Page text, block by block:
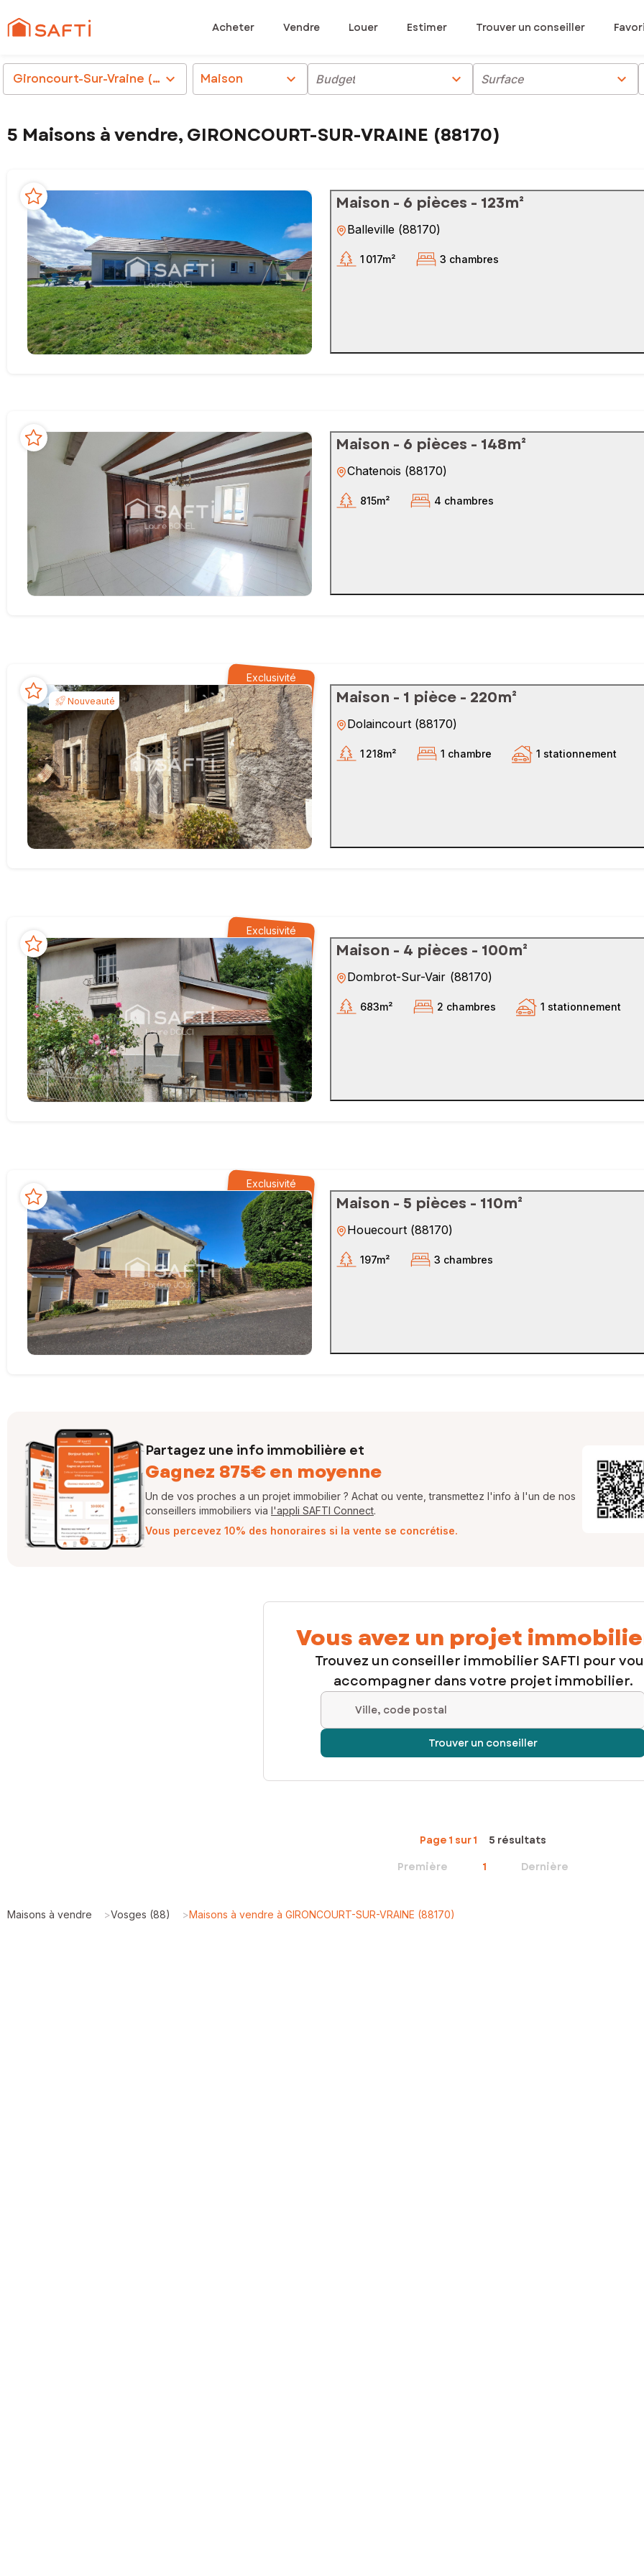
Acheter Vendre Louer Estimer Trouver un conseiller
Gironcourt-Sur-Vraine (88170)
chevron_right Maison chevron_right Budget chevron_right Surface chevron_right
5 Maisons à vendre, GIRONCOURT-SUR-VRAINE (88170)
Maison - 6 pièces - 123m²
Balleville (88170)
1 017m² 3 chambres
Maison - 6 pièces - 148m²
Chatenois (88170)
815m² 4 chambres
Exclusivité
Nouveauté Maison - 1 pièce - 220m²
Dolaincourt (88170)
1 218m² 1 chambre 1 stationnement
Exclusivité
Maison - 4 pièces - 100m²
Dombrot-Sur-Vair (88170)
683m² 2 chambres 1 stationnement
Exclusivité
Maison - 5 pièces - 110m²
Houecourt (88170)
197m² 3 chambres
Partagez une info immobilière et
Gagnez 875€ en moyenne
Un de vos proches a un projet immobilier ? Achat ou vente, transmettez l'info à l'un de nos
conseillers immobiliers via l'appli SAFTI Connect.
Vous percevez 10% des honoraires si la vente se concrétise.
Vous avez un projet
Trouvez un conseiller immobilier SAFTI pour
accompagner dans votre projet immobilier.
Ville, code postal
Trouver un conseiller
Page 1 sur 1
5 résultats
Première
1 Dernière
Maisons à vendre >Vosges (88) >Maisons à vendre à GIRONCOURT-SUR-VRAINE (88170)